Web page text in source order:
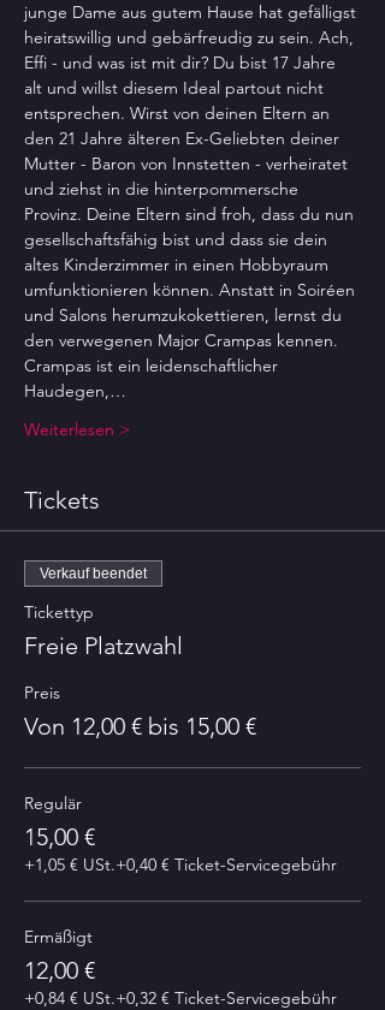
junge Dame aus gutem Hause hat gefälligst
heiratswillig und gebärfreudig zu sein. Ach,
Effi - und was ist mit dir? Du bist 17 Jahre
alt und willst diesem Ideal partout nicht
entsprechen. Wirst von deinen Eltern an
den 21 Jahre älteren Ex-Geliebten deiner
Mutter - Baron von Innstetten - verheiratet
und ziehst in die hinterpommersche
Provinz. Deine Eltern sind froh, dass du nun
gesellschaftsfähig bist und dass sie dein
altes Kinderzimmer in einen Hobbyraum
umfunktionieren können. Anstatt in Soiréen
und Salons herumzukokettieren, lernst du
den verwegenen Major Crampas kennen.
Crampas ist ein leidenschaftlicher
Haudegen,…
Weiterlesen >
Tickets
Verkauf beendet
Tickettyp
Freie Platzwahl
Preis
Von 12,00 € bis 15,00 €
Regulär
15,00 €
+1,05 € USt.+0,40 € Ticket-Servicegebühr
Ermäßigt
12,00 €
+0,84 € USt.+0,32 € Ticket-Servicegebühr